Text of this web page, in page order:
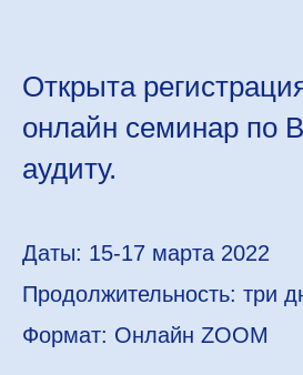
Открыта
онлайн семинар по
аудиту.
Даты: 15-17 марта 2022
Продолжительность: три
Формат: Онлайн ZOOM